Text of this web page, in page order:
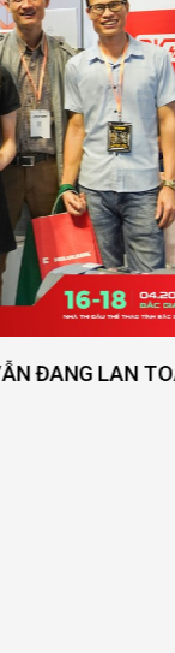
ĐẠI KINH BẮC
LƯỢNG DỊCH VỤ